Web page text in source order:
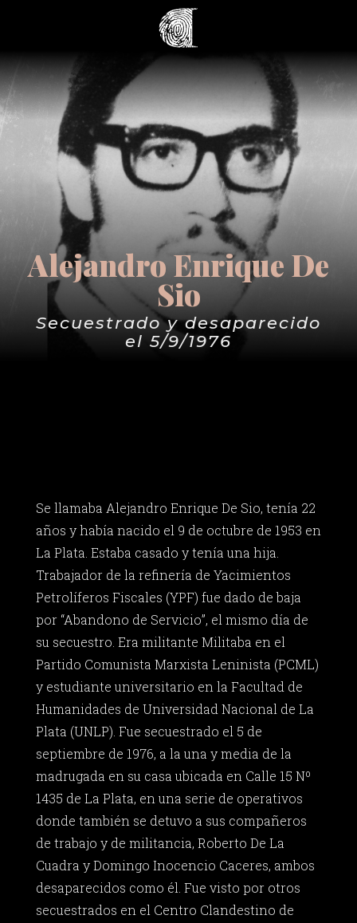
Alejandro Enrique De
Sio
Secuestrado y desaparecido
el 5/9/1976
Se llamaba Alejandro Enrique De Sio, tenía 22
años y había nacido el 9 de octubre de 1953 en
La Plata. Estaba casado y tenía una hija.
Trabajador de la refinería de Yacimientos
Petrolíferos Fiscales (YPF) fue dado de baja
por “Abandono de Servicio”, el mismo día de
su secuestro. Era militante Militaba en el
Partido Comunista Marxista Leninista (PCML)
y estudiante universitario en la Facultad de
Humanidades de Universidad Nacional de La
Plata (UNLP). Fue secuestrado el 5 de
septiembre de 1976, a la una y media de la
madrugada en su casa ubicada en Calle 15 Nº
1435 de La Plata, en una serie de operativos
donde también se detuvo a sus compañeros
de trabajo y de militancia, Roberto De La
Cuadra y Domingo Inocencio Caceres, ambos
desaparecidos como él. Fue visto por otros
secuestrados en el Centro Clandestino de